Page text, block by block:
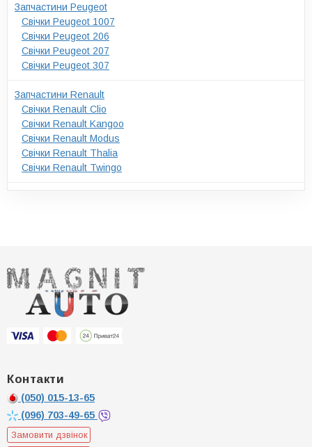
Запчастини Peugeot
Свічки Peugeot 1007
Свічки Peugeot 206
Свічки Peugeot 207
Свічки Peugeot 307
Запчастини Renault
Свічки Renault Clio
Свічки Renault Kangoo
Свічки Renault Modus
Свічки Renault Thalia
Свічки Renault Twingo
Контакти
(050) 015-13-65
(096) 703-49-65
Замовити дзвінок